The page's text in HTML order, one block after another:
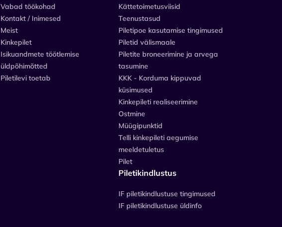
Vabad töökohad
Kontakt / Inimesed
Meist
Kinkepilet
Isikuandmete töötlemise
üldpõhimõtted
Piletilevi toetab
Kättetoimetusviisid
Teenustasud
Piletipoe kasutamise tingimused
Piletid välismaale
Piletite broneerimine ja arvega
tasumine
KKK - Korduma kippuvad
küsimused
Kinkepileti realiseerimine
Ostmine
Müügipunktid
Telli kinkepileti aegumise
meeldetuletus
Pilet
Piletikindlustus
IF piletikindlustuse tingimused
IF piletikindlustuse üldinfo